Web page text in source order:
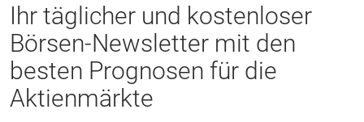
Ihr täglicher und kostenloser
Börsen-Newsletter mit den
besten Prognosen für die
Aktienmärkte